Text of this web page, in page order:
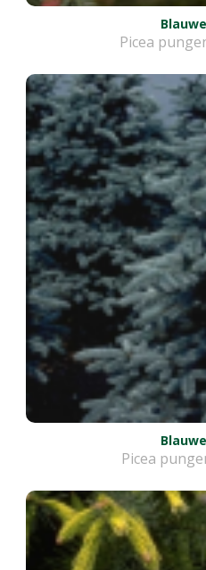
Picea
Picea